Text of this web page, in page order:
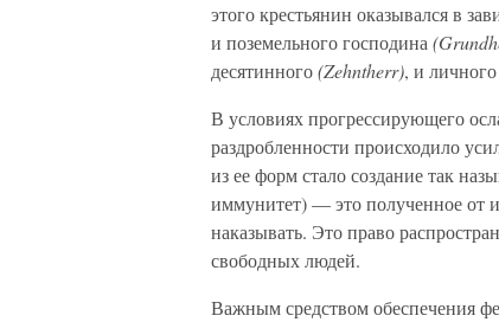
этого крестьянин оказывался в
и поземельного господина
десятинного(Zehntherr), и личного
В условиях прогрессирующего
раздробленности происходило
из ее форм стало создание так
иммунитет) — это полученное от
наказывать. Это право
свободных людей.
Важным средством обеспечения